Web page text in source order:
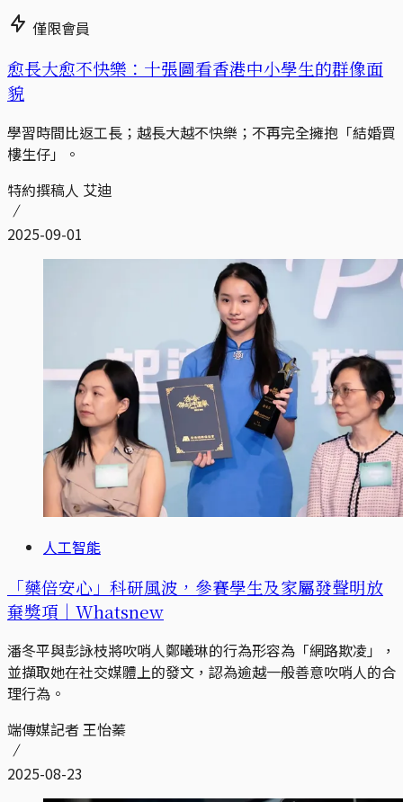
僅限會員
愈長大愈不快樂：十張圖看香港中小學生的群像面
貌
學習時間比返工長；越長大越不快樂；不再完全擁抱「結婚買
樓生仔」。
特約撰稿人 艾迪
2025-09-01
人工智能
「藥倍安心」科研風波，參賽學生及家屬發聲明放
棄獎項｜Whatsnew
潘冬平與彭詠枝將吹哨人鄭曦琳的行為形容為「網路欺凌」，
並擷取她在社交媒體上的發文，認為逾越一般善意吹哨人的合
理行為。
端傳媒記者 王怡蓁
2025-08-23